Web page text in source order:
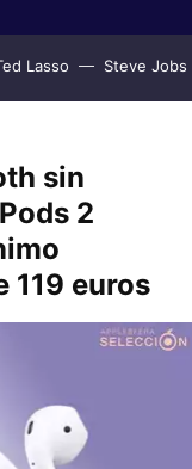
Lasso Steve Jobs
sin
2
119 euros